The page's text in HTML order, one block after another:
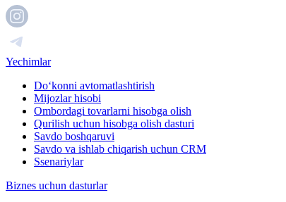
Yechimlar
Do‘konni avtomatlashtirish
Mijozlar hisobi
Ombordagi tovarlarni hisobga olish
Qurilish uchun hisobga olish dasturi
Savdo boshqaruvi
Savdo va ishlab chiqarish uchun CRM
Ssenariylar
Biznes uchun dasturlar